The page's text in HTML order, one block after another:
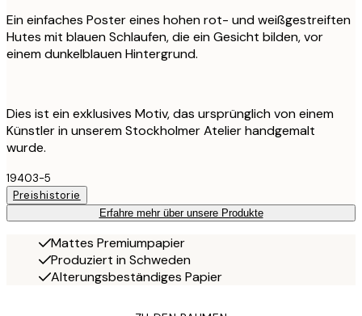
Ein einfaches Poster eines hohen rot- und weißgestreiften
Hutes mit blauen Schlaufen, die ein Gesicht bilden, vor
einem dunkelblauen Hintergrund.
Dies ist ein exklusives Motiv, das ursprünglich von einem
Künstler in unserem Stockholmer Atelier handgemalt
wurde.
19403-5
Preishistorie
Erfahre mehr über unsere Produkte
Mattes Premiumpapier
Produziert in Schweden
Alterungsbeständiges Papier